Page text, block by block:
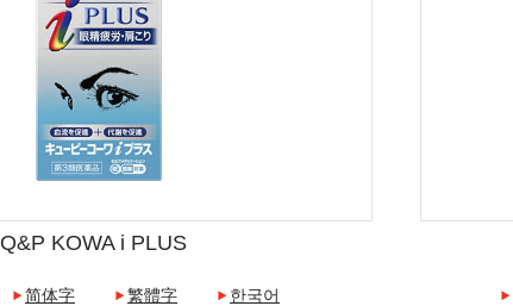
Q&P KOWA i PLUS
简体字 繁體字 한국어